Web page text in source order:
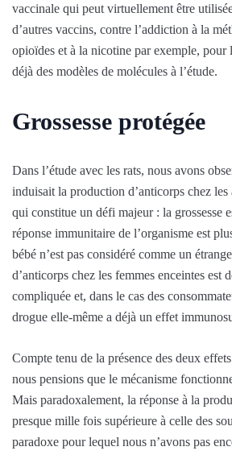
vaccinale qui peut virtuellement être
d’autres vaccins, contre l’addiction à la
opioïdes et à la nicotine par exemple, pour
déjà des modèles de molécules à l’étude.
Grossesse protégée
Dans l’étude avec les rats, nous avons
induisait la production d’anticorps chez
qui constitue un défi majeur : la grossesse
réponse immunitaire de l’organisme est
bébé n’est pas considéré comme un
d’anticorps chez les femmes enceintes est
compliquée et, dans le cas des
drogue elle-même a déjà un effet
Compte tenu de la présence des deux
nous pensions que le mécanisme
Mais paradoxalement, la réponse à la
presque mille fois supérieure à celle des
paradoxe pour lequel nous n’avons pas